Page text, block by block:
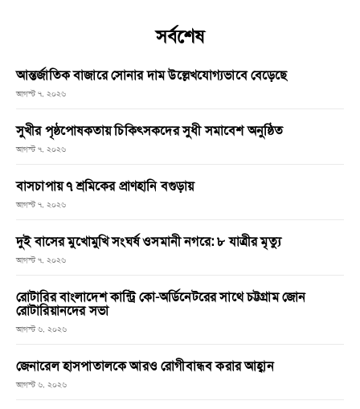
সর্বশেষ
আন্তর্জাতিক বাজারে সোনার দাম উল্লেখযোগ্যভাবে বেড়েছে
আগস্ট ৭, ২০২৬
সুখীর পৃষ্ঠপোষকতায় চিকিৎসকদের সুধী সমাবেশ অনুষ্ঠিত
আগস্ট ৭, ২০২৬
বাসচাপায় ৭ শ্রমিকের প্রাণহানি বগুড়ায়
আগস্ট ৭, ২০২৬
দুই বাসের মুখোমুখি সংঘর্ষ ওসমানী নগরে: ৮ যাত্রীর মৃত্যু
আগস্ট ৭, ২০২৬
রোটারির বাংলাদেশ কান্ট্রি কো-অর্ডিনেটরের সাথে চট্টগ্রাম জোন
রোটারিয়ানদের সভা
আগস্ট ৬, ২০২৬
জেনারেল হাসপাতালকে আরও রোগীবান্ধব করার আহ্বান
আগস্ট ৬, ২০২৬